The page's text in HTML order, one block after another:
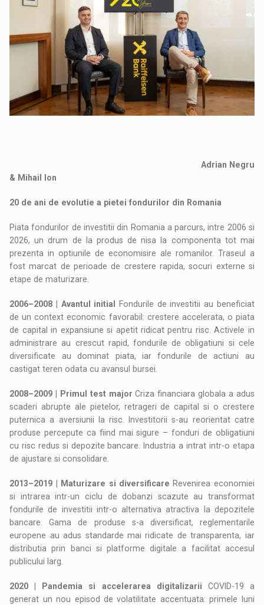
Adrian Negru
& Mihail Ion
20 de ani de evolutie a pietei fondurilor din Romania
Piata fondurilor de investitii din Romania a parcurs, intre 2006 si
2026, un drum de la produs de nisa la componenta tot mai
prezenta in optiunile de economisire ale romanilor. Traseul a
fost marcat de perioade de crestere rapida, socuri externe si
etape de maturizare.
2006–2008 | Avantul initial
Fondurile de investitii au beneficiat
de un context economic favorabil: crestere accelerata, o piata
de capital in expansiune si apetit ridicat pentru risc. Activele in
administrare au crescut rapid, fondurile de obligatiuni si cele
diversificate au dominat piata, iar fondurile de actiuni au
castigat teren odata cu avansul bursei.
2008–2009 | Primul test major Criza financiara globala a adus
scaderi abrupte ale pietelor, retrageri de capital si o crestere
puternica a aversiunii la risc. Investitorii s-au reorientat catre
produse percepute ca fiind mai sigure – fonduri de obligatiuni
cu risc redus si depozite bancare. Industria a intrat intr-o etapa
de ajustare si consolidare.
2013–2019 | Maturizare si diversificare Revenirea economiei
si intrarea intr-un ciclu de dobanzi scazute au transformat
fondurile de investitii intr-o alternativa atractiva la depozitele
bancare. Gama de produse s-a diversificat, reglementarile
europene au adus standarde mai ridicate de transparenta, iar
distributia prin banci si platforme digitale a facilitat accesul
publicului larg.
2020 | Pandemia si accelerarea digitalizarii COVID-19 a
generat un nou episod de volatilitate accentuata: primele luni